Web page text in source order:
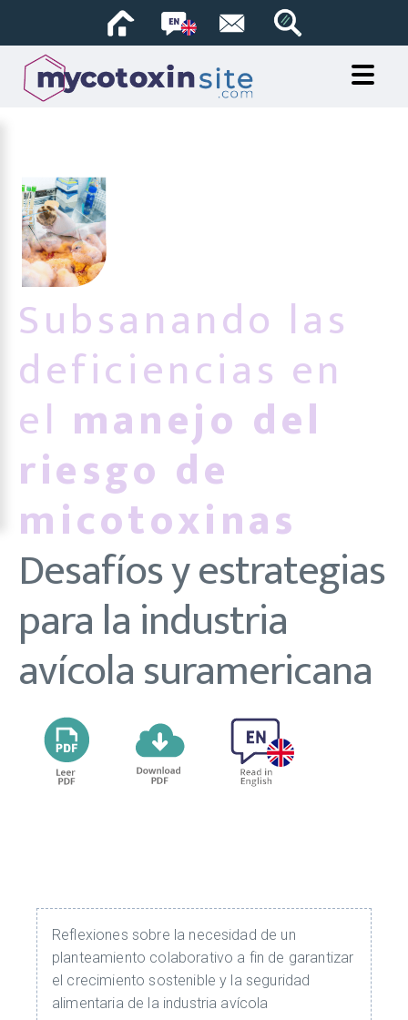
Subsanando las
deficiencias en
el manejo del
riesgo de
micotoxinas
Desafíos y estrategias
para la industria
avícola suramericana
Reflexiones sobre la necesidad de un
planteamiento colaborativo a fin de garantizar
el crecimiento sostenible y la seguridad
alimentaria de la industria avícola